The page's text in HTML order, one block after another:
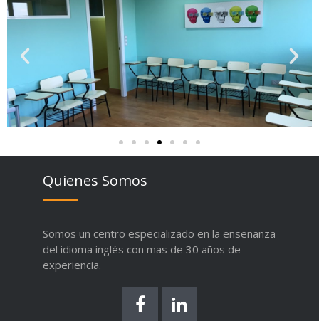
Quienes Somos
Somos un centro especializado en la enseñanza
del idioma inglés con mas de 30 años de
experiencia.